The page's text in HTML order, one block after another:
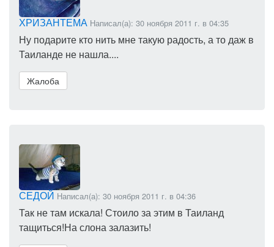
ХРИЗАНТЕМА Написал(а): 30 ноября 2011 г. в 04:35
Ну подарите кто нить мне такую радость, а то даж в
Таиланде не нашла....
Жалоба
СЕДОЙ Написал(а): 30 ноября 2011 г. в 04:36
Так не там искала! Стоило за этим в Таиланд
тащиться!На слона залазить!